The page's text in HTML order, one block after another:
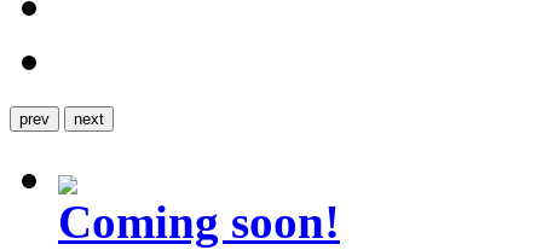
prev next
Coming soon!